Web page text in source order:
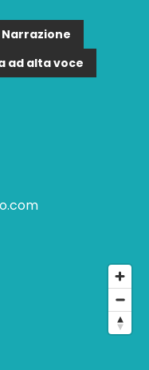
Narrazione
ad alta voce